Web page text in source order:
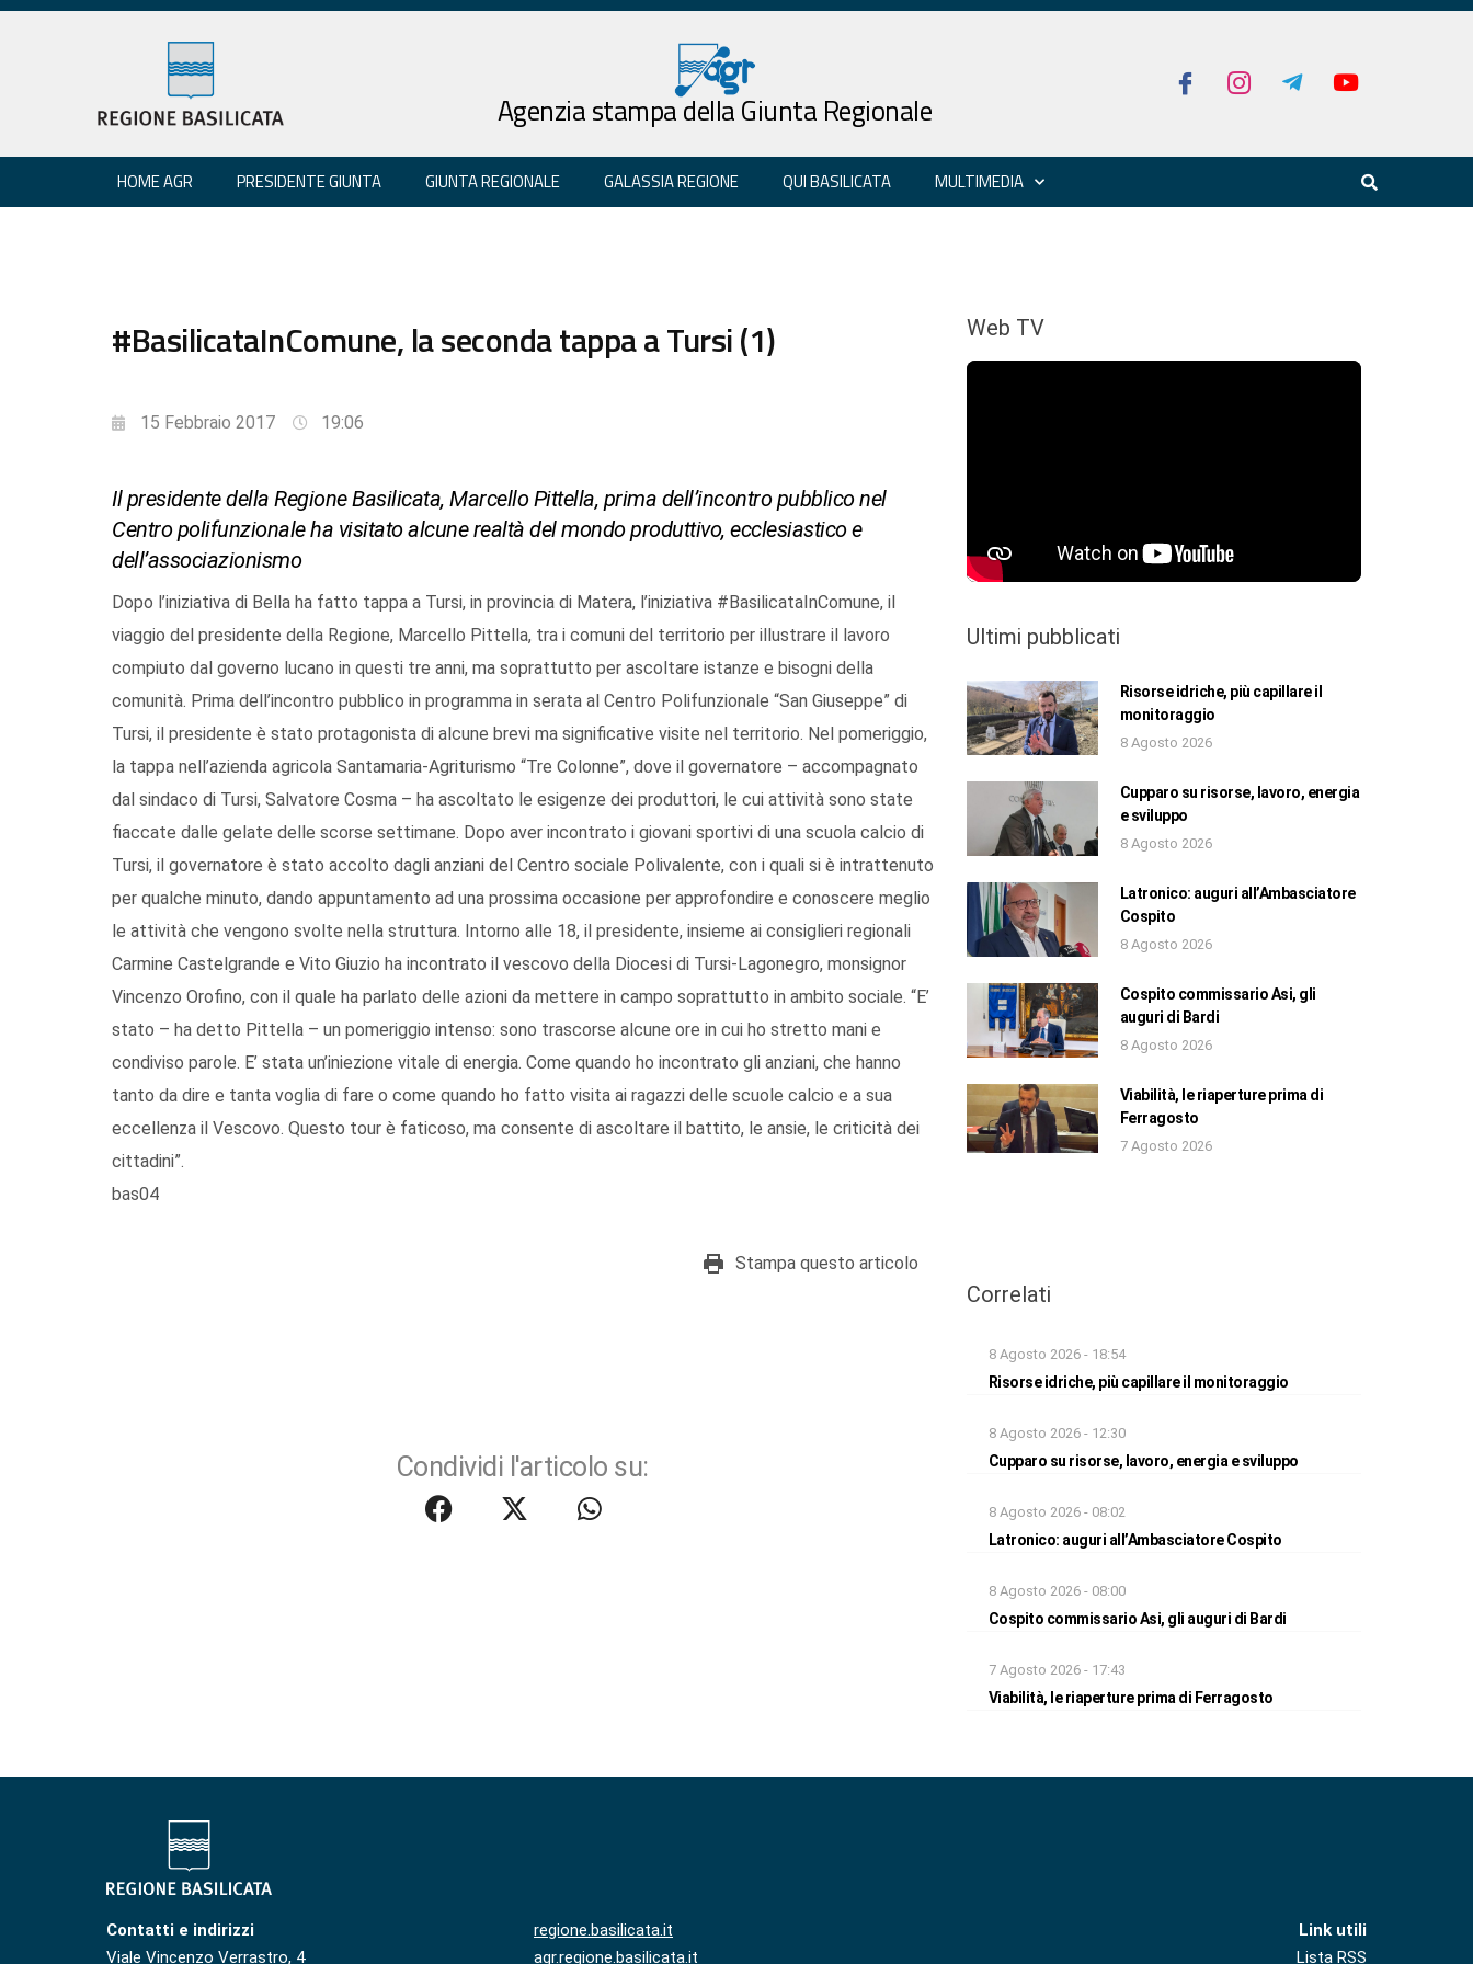
Agenzia stampa della Giunta Regionale
HOME AGR PRESIDENTE GIUNTA GIUNTA REGIONALE GALASSIA REGIONE QUI BASILICATA MULTIMEDIA
#BasilicataInComune, la seconda tappa a Tursi (1)
15 Febbraio 2017 19:06
Il presidente della Regione Basilicata, Marcello Pittella, prima dell’incontro pubblico nel
Centro polifunzionale ha visitato alcune realtà del mondo produttivo, ecclesiastico e
dell’associazionismo
Dopo l’iniziativa di Bella ha fatto tappa a Tursi, in provincia di Matera, l’iniziativa #BasilicataInComune, il
viaggio del presidente della Regione, Marcello Pittella, tra i comuni del territorio per illustrare il lavoro
compiuto dal governo lucano in questi tre anni, ma soprattutto per ascoltare istanze e bisogni della
comunità. Prima dell’incontro pubblico in programma in serata al Centro Polifunzionale “San Giuseppe” di
Tursi, il presidente è stato protagonista di alcune brevi ma significative visite nel territorio. Nel pomeriggio,
la tappa nell’azienda agricola Santamaria-Agriturismo “Tre Colonne”, dove il governatore – accompagnato
dal sindaco di Tursi, Salvatore Cosma – ha ascoltato le esigenze dei produttori, le cui attività sono state
fiaccate dalle gelate delle scorse settimane. Dopo aver incontrato i giovani sportivi di una scuola calcio di
Tursi, il governatore è stato accolto dagli anziani del Centro sociale Polivalente, con i quali si è intrattenuto
per qualche minuto, dando appuntamento ad una prossima occasione per approfondire e conoscere meglio
le attività che vengono svolte nella struttura. Intorno alle 18, il presidente, insieme ai consiglieri regionali
Carmine Castelgrande e Vito Giuzio ha incontrato il vescovo della Diocesi di Tursi-Lagonegro, monsignor
Vincenzo Orofino, con il quale ha parlato delle azioni da mettere in campo soprattutto in ambito sociale. “E’
stato – ha detto Pittella – un pomeriggio intenso: sono trascorse alcune ore in cui ho stretto mani e
condiviso parole. E’ stata un’iniezione vitale di energia. Come quando ho incontrato gli anziani, che hanno
tanto da dire e tanta voglia di fare o come quando ho fatto visita ai ragazzi delle scuole calcio e a sua
eccellenza il Vescovo. Questo tour è faticoso, ma consente di ascoltare il battito, le ansie, le criticità dei
cittadini”.
bas04
Stampa questo articolo
Condividi l'articolo su:
Web TV
Ultimi pubblicati
Risorse idriche, più capillare il
monitoraggio
8 Agosto 2026
Cupparo su risorse, lavoro, energia
e sviluppo
8 Agosto 2026
Latronico: auguri all’Ambasciatore
Cospito
8 Agosto 2026
Cospito commissario Asi, gli
auguri di Bardi
8 Agosto 2026
Viabilità, le riaperture prima di
Ferragosto
7 Agosto 2026
Correlati
8 Agosto 2026 - 18:54
Risorse idriche, più capillare il monitoraggio
8 Agosto 2026 - 12:30
Cupparo su risorse, lavoro, energia e sviluppo
8 Agosto 2026 - 08:02
Latronico: auguri all’Ambasciatore Cospito
8 Agosto 2026 - 08:00
Cospito commissario Asi, gli auguri di Bardi
7 Agosto 2026 - 17:43
Viabilità, le riaperture prima di Ferragosto
Contatti e indirizzi
Viale Vincenzo Verrastro, 4
regione.basilicata.it
agr.regione.basilicata.it
Link utili
Lista RSS